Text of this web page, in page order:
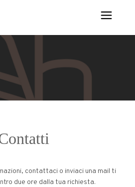
contattaci o inviaci una mail ti
due ore dalla tua richiesta.